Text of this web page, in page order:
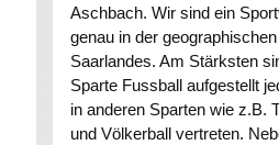
Aschbach. Wir sind ein
genau in der
Saarlandes. Am Stärksten
Sparte Fussball aufgestellt
in anderen Sparten wie z.B.
und Völkerball vertreten.